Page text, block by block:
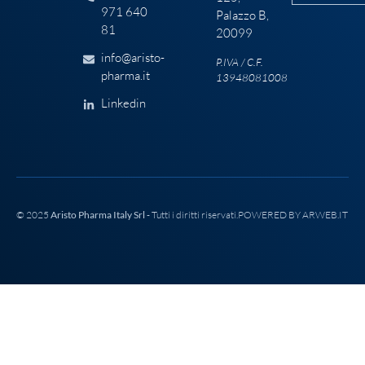
971 640
81
info@aristo-
pharma.it
Linkedin
Palazzo B,
20099
P.IVA / C.F.
13948081008
© 2025 Aristo Pharma Italy Srl - Tutti i diritti riservati. POWERED BY ARWEB.IT